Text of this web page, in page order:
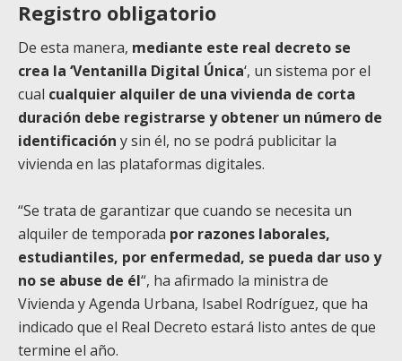
Registro obligatorio
De esta manera, mediante este real decreto se
crea la ‘Ventanilla Digital Única‘, un sistema por el
cual cualquier alquiler de una vivienda de corta
duración debe registrarse y obtener un número de
identificación y sin él, no se podrá publicitar la
vivienda en las plataformas digitales.
“Se trata de garantizar que cuando se necesita un
alquiler de temporada por razones laborales,
estudiantiles, por enfermedad, se pueda dar uso y
no se abuse de él“, ha afirmado la ministra de
Vivienda y Agenda Urbana, Isabel Rodríguez, que ha
indicado que el Real Decreto estará listo antes de que
termine el año.